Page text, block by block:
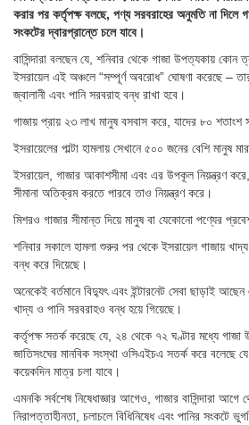
করার পর কর্তৃপক্ষ বলছে, পণ্য সরবরাহের অনুমতি না দিলে
সংকটের দ্বারপ্রান্তে চলে যাবে।
বাসিন্দারা বলছেন যে, শনিবার থেকে গাজা উপত্যকায় কোন
ইসরায়েল এই অঞ্চলে “সম্পূর্ণ অবরোধ” ঘোষণা করেছে –
জ্বালানী এবং পানি সরবরাহ বন্ধ রাখা হবে।
গাজায় প্রায় ২৩ লাখ মানুষ বসবাস করে, যাদের ৮০ শতাংশ
ইসরায়েলের পাল্টা হামলায় সেখানে ৫০০ জনের বেশি মানুষ
ইসরায়েল, গাজার আকাশসীমা এবং এর উপকূল নিয়ন্ত্রণ
সীমানা অতিক্রম করতে পারবে তাও নিয়ন্ত্রণ করে।
মিশরও গাজার সীমান্ত দিয়ে মানুষ বা যেকোনো পণ্যের
শনিবার সকালে হামলা শুরুর পর থেকে ইসরায়েল গাজায়
বন্ধ করে দিয়েছে।
অনেকেই বর্তমানে বিদ্যুৎ এবং ইন্টারনেট সেবা ছাড়াই
খাদ্য ও পানি সরবরাহও বন্ধ হয়ে গিয়েছে।
কর্তৃপক্ষ সতর্ক করেছে যে, ২৪ থেকে ৭২ ঘণ্টার মধ্যে গাজা
জাতিসংঘের মানবিক সংস্থা ওসিএইচএ সতর্ক করে বলেছে
কয়েকদিন মাত্র চলা যাবে।
এমনকি সর্বশেষ নিষেধাজ্ঞার আগেও, গাজার বাসিন্দারা আগে
নিরাপত্তাহীনতা, চলাচলে বিধিনিষেধ এবং পানির সংকটে